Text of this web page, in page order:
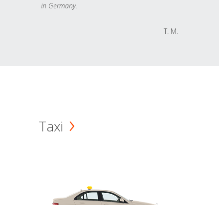
in Germany.
T. M.
Taxi